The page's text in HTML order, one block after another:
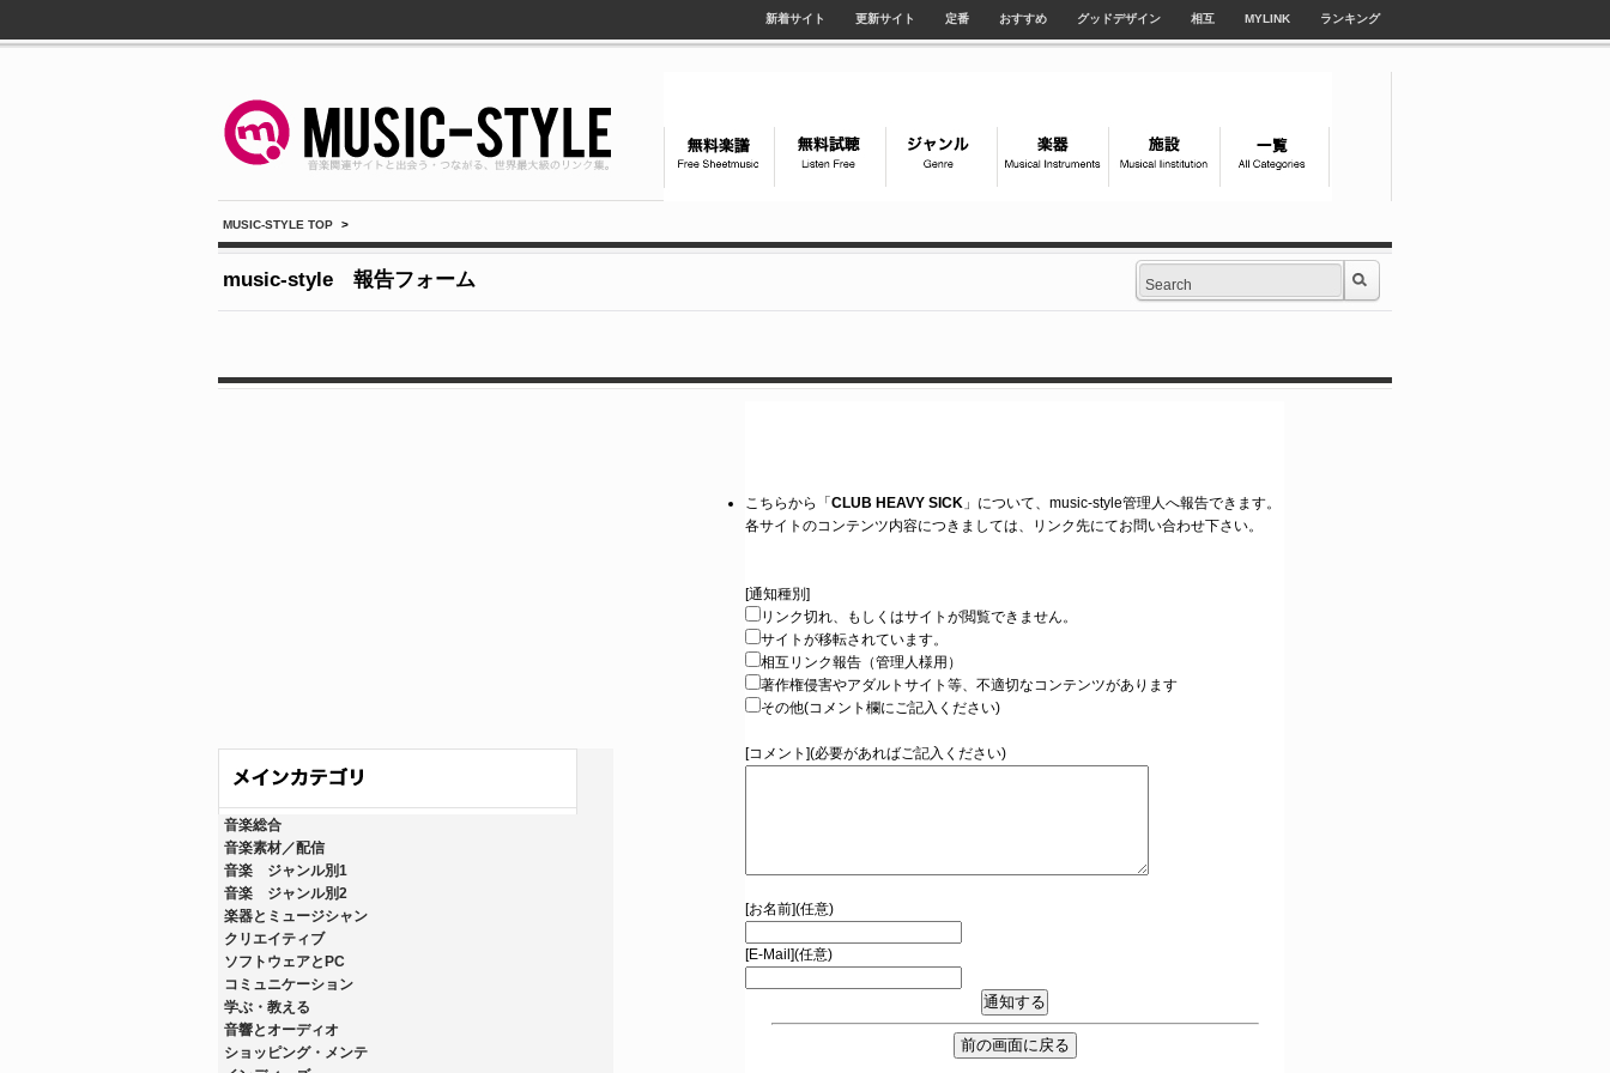
新着サイト 更新サイト 定番 おすすめ グッドデザイン 相互 MYLINK ランキング
MUSIC-STYLE TOP >
music-style 報告フォーム
音楽総合
音楽素材／配信
音楽 ジャンル別1
音楽 ジャンル別2
楽器とミュージシャン
クリエイティブ
ソフトウェアとPC
コミュニケーション
学ぶ・教える
音響とオーディオ
ショッピング・メンテ
こちらから「 CLUB HEAVY SICK 」について、music-style管理人へ報告できます。
各サイトのコンテンツ内容につきましては、リンク先にてお問い合わせ下さい。
[通知種別]
リンク切れ、もしくはサイトが閲覧できません。
サイトが移転されています。
相互リンク報告（管理人様用）
著作権侵害やアダルトサイト等、不適切なコンテンツがあります
その他(コメント欄にご記入ください)
[コメント](必要があればご記入ください)
[お名前](任意)
[E-Mail](任意)